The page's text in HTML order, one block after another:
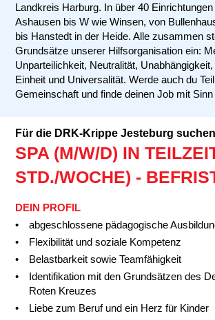
Landkreis Harburg. In über 40
Ashausen bis W wie Winsen, von
bis Hanstedt in der Heide. Alle zusammen
Grundsätze unserer Hilfsorganisation ein:
Unparteilichkeit, Neutralität,
Einheit und Universalität. Werde auch du
Gemeinschaft und finde deinen Job mit
Für die DRK-Krippe Jesteburg
SPA (M/W/D) IN
STD./WOCHE) -
DEIN PROFIL
abgeschlossene pädagogische
Flexibilität und soziale Kompetenz
Belastbarkeit sowie Teamfähigkeit
Identifikation mit den Grundsätzen des
Roten Kreuzes
Liebe zum Beruf und ein Herz für Kinder